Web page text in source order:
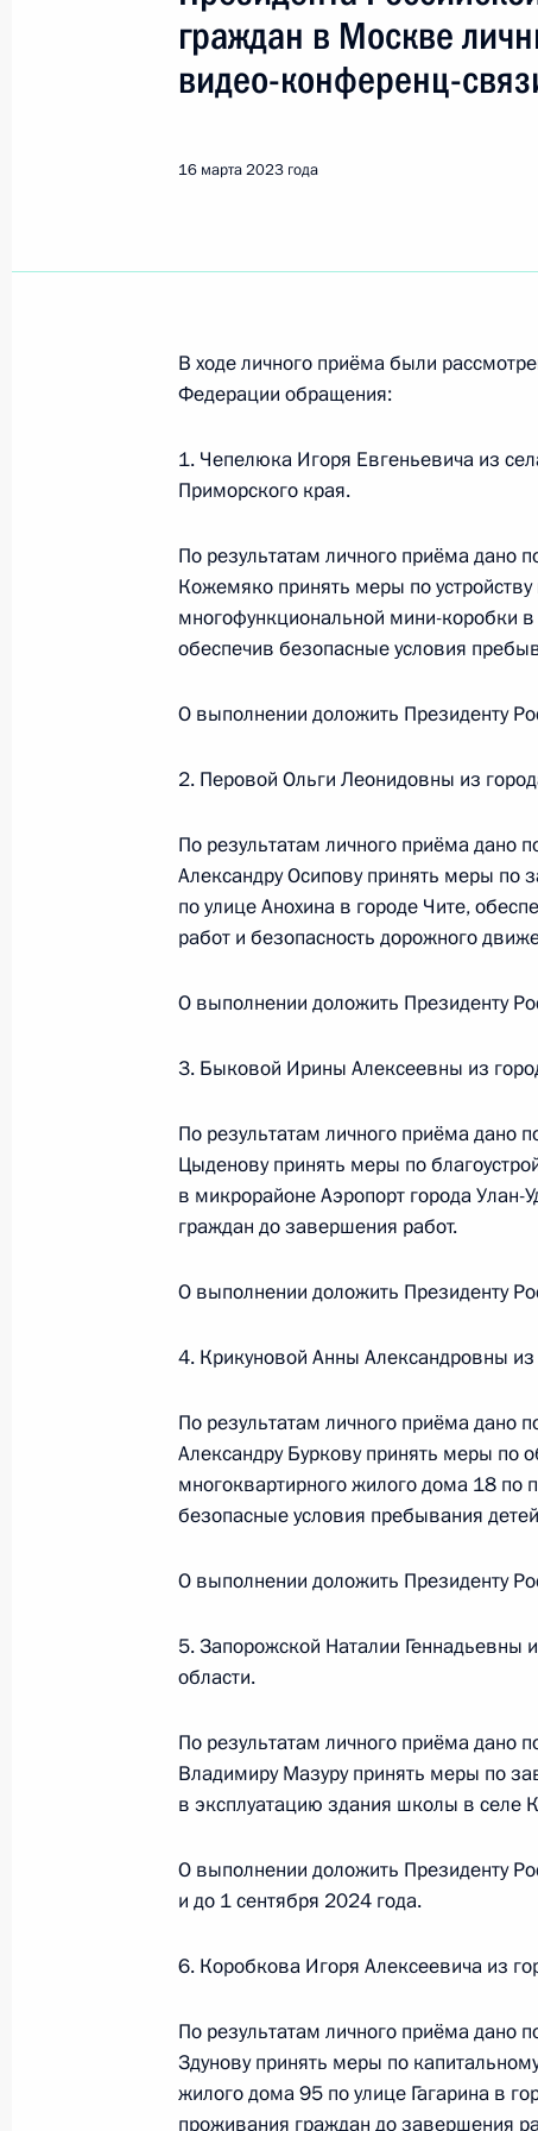
Поиск по руководителю, географии и тематике
Все руководители, регионы, города и темы
Улан-Удэ
24 марта 2023 года, пятница
конференц-связи жительницы
Президента Российской
Российской Федерации по научно-
в Приёмной Президента
24 марта 2023 года, 17:08
О ходе исполнения поручения,
конференц-связи жительницы
Президента Российской Федерации
в Приёмной Президента
21 марта 2023 года, 19:00
17 марта 2023 года, пятница
17 марта 2023 года по поручению
Владимир Осипов провёл в
связи
16 марта 2023 года, четверг
Управления Президента
в Москве личный приём граждан в
9 декабря 2022 года, пятница
Приняты меры по итогам по
связи жительницы Республики
Российской Федерации Дмитрием
9 декабря 2022 года, 17:07
граждан в Москве
видео-конференц-
16 марта 2023 года
В ходе личного приёма были
Федерации обращения:
1. Чепелюка Игоря Евгеньевича из
Приморского края.
По результатам личного приёма дано
Кожемяко принять меры по
многофункциональной мини-коробки
обеспечив безопасные условия
О выполнении доложить Президенту
2. Перовой Ольги Леонидовны из
По результатам личного приёма дано
Александру Осипову принять меры по
по улице Анохина в городе Чите,
работ и безопасность дорожного
О выполнении доложить Президенту
3. Быковой Ирины Алексеевны из
По результатам личного приёма дано
Цыденову принять меры по
в микрорайоне Аэропорт города
граждан до завершения работ.
О выполнении доложить Президенту
4. Крикуновой Анны Александровны
По результатам личного приёма дано
Александру Буркову принять меры по
многоквартирного жилого дома 18 по
безопасные условия пребывания
О выполнении доложить Президенту
5. Запорожской Наталии Геннадьевны
области.
По результатам личного приёма дано
Владимиру Мазуру принять меры по
в эксплуатацию здания школы в селе
О выполнении доложить Президенту
и до 1 сентября 2024 года.
6. Коробкова Игоря Алексеевича из
По результатам личного приёма дано
Здунову принять меры по
жилого дома 95 по улице Гагарина в
проживания граждан до завершения